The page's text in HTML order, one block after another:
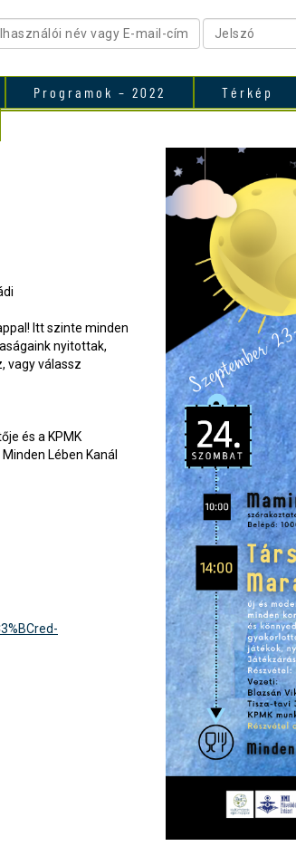
Programok – 2022 Térkép
Itt szinte minden
nyitottak,
vagy válassz
és a KPMK
Lében Kanál